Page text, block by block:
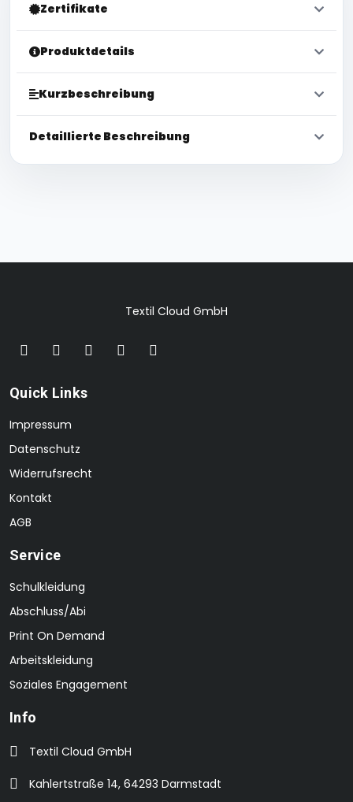
Zertifikate
Produktdetails
Kurzbeschreibung
Detaillierte Beschreibung
Textil Cloud GmbH
Quick Links
Impressum
Datenschutz
Widerrufsrecht
Kontakt
AGB
Service
Schulkleidung
Abschluss/Abi
Print On Demand
Arbeitskleidung
Soziales Engagement
Info
Textil Cloud GmbH
Kahlertstraße 14, 64293 Darmstadt